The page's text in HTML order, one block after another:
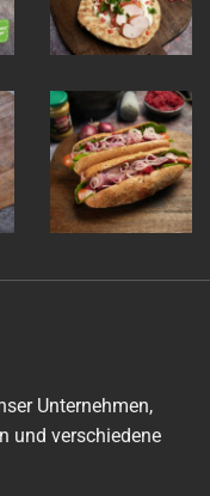
Unternehmen,
und verschiedene